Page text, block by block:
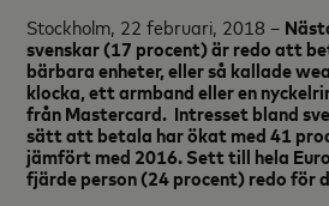
Stockholm, 22 februari, 2018 –
svenskar (17 procent) är redo att
bärbara enheter, eller så kallade
klocka, ett armband eller en
från Mastercard. Intresset bland
sätt att betala har ökat med 41
jämfört med 2016. Sett till hela
fjärde person (24 procent) redo för